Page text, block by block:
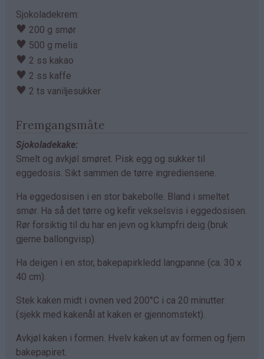
Sjokoladekrem:
♥ 200 g smør
♥ 500 g melis
♥ 2 ss kakao
♥ 2 ss kaffe
♥ 2 ts vaniljesukker
Fremgangsmåte
Sjokoladekake:
Smelt og avkjøl smøret. Pisk egg og sukker til
eggedosis. Sikt sammen de tørre ingrediensene.
Ha eggedosisen i en stor bakebolle. Bland i smeltet
smør. Ha så det tørre og kefir vekselsvis i eggedosisen.
Rør forsiktig til du har en jevn og klumpfri deig (bruk
gjerne ballongvisp).
Ha deigen i en stor, bakepapirkledd langpanne (ca. 30 x
40 cm).
Stek kaken midt i ovnen ved 200°C i ca 20 minutter
(sjekk med kakenål at kaken er gjennomstekt).
Avkjøl kaken i formen. Hvelv kaken ut av formen og fjern
bakepapiret.